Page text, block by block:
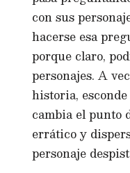
con sus
hacerse esa
porque claro,
personajes. A
historia,
cambia el punto
errático y
personaje